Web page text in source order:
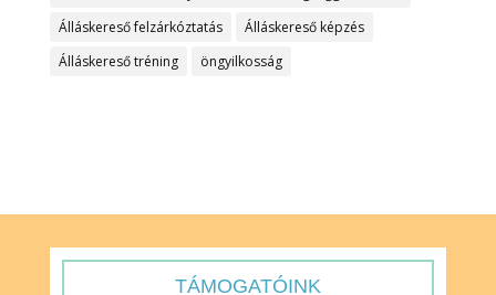
Álláskereső felzárkóztatás
Álláskereső képzés
Álláskereső tréning
öngyilkosság
TÁMOGATÓINK